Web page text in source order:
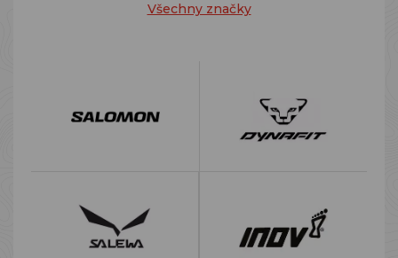
Všechny značky